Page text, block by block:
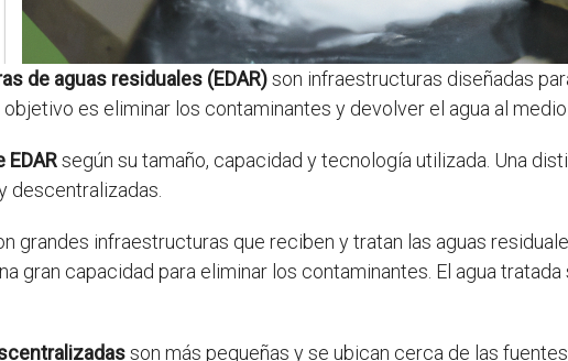
de aguas residuales (EDAR)son infraestructuras diseñadas
es eliminar los contaminantes y devolver el agua al
EDARsegún su tamaño, capacidad y tecnología utilizada. Una
descentralizadas.
grandes infraestructuras que reciben y tratan las aguas
gran capacidad para eliminar los contaminantes. El agua
son más pequeñas y se ubican cerca de las